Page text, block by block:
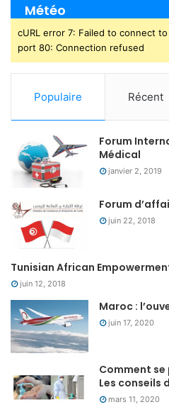
Météo
cURL error 7: Failed to connect
port 80: Connection refused
Populaire Récent
Forum
Médical
janvier 2, 2019
Forum
juin 22, 2018
Tunisian African
juin 12, 2018
Maroc :
juin 17, 2020
Comment se
Les conseils
mars 11, 2020